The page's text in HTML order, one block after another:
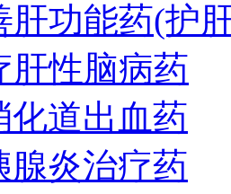
肝功能药(护
肝性脑病药
化道出血药
腺炎治疗药